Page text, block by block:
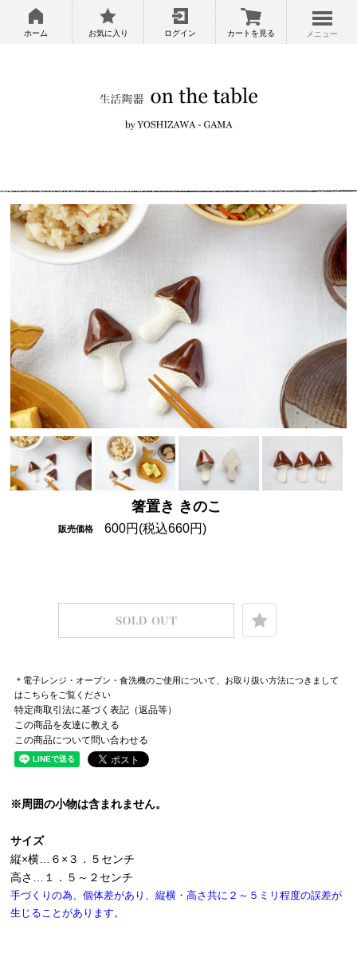
ホーム お気に入り ログイン カートを見る メニュー
箸置き きのこ
販売価格 600円(税込660円)
＊電子レンジ・オーブン・食洗機のご使用について、お取り扱い方法につきまして
はこちらをご覧ください
特定商取引法に基づく表記（返品等）
この商品を友達に教える
この商品について問い合わせる
※周囲の小物は含まれません。
サイズ
縦×横…６×３．５センチ
高さ…１．５～２センチ
手づくりの為、個体差があり、縦横・高さ共に２～５ミリ程度の誤差が
生じることがあります。